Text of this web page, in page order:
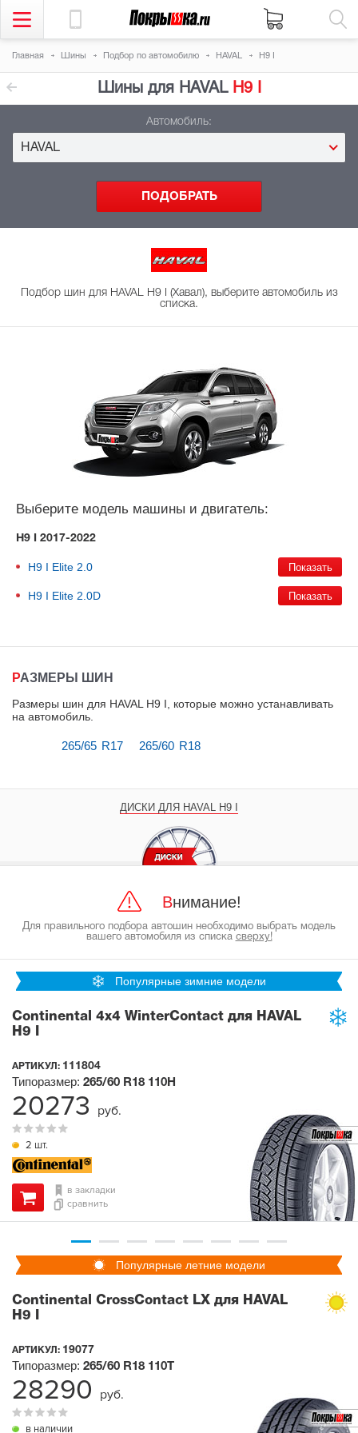
Главная Шины Подбор по автомобилю HAVAL H9 I
Шины для HAVAL H9 I
Автомобиль:
HAVAL
Подбор шин для HAVAL H9 I (Хавал), выберите автомобиль из
списка.
Выберите модель машины и двигатель:
H9 I 2017-2022
H9 I Elite 2.0
H9 I Elite 2.0D
РАЗМЕРЫ ШИН
Размеры шин для HAVAL H9 I, которые можно устанавливать
на автомобиль
265/65 R17 265/60 R18
ДИСКИ ДЛЯ HAVAL H9 I
Внимание!
Для правильного подбора автошин необходимо выбрать модель
вашего автомобиля из списка сверху!
Популярные зимние модели
Continental 4x4 WinterContact для HAVAL
H9 I
АРТИКУЛ: 111804
2 шт.
Типоразмер: 265/60 R18 110H
в закладки
сравнить
20273 руб.
Популярные летние модели
Continental CrossContact LX для HAVAL
H9 I
АРТИКУЛ: 19077
в наличии
Типоразмер: 265/60 R18 110T
28290 руб.